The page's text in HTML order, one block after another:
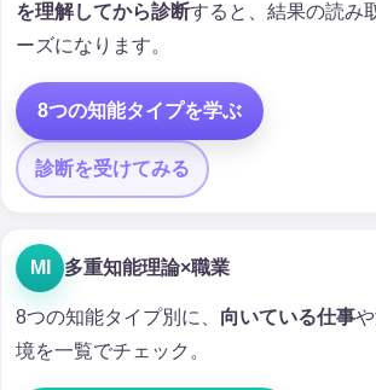
を理解してから診断すると、結果の読み
ーズになります。
8つの知能タイプを学ぶ
診断を受けてみる
MI 多重知能理論×職業
8つの知能タイプ別に、 向いている仕事
境を一覧でチェック。